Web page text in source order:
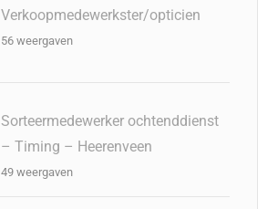
Verkoopmedewerkster/opticien
56 weergaven
Sorteermedewerker ochtenddienst
– Timing – Heerenveen
49 weergaven